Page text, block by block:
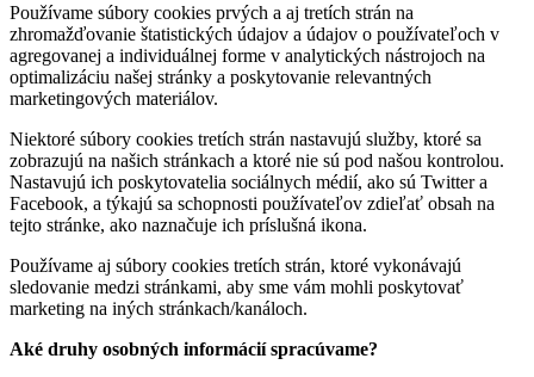
Používame súbory cookies prvých a aj tretích strán na
zhromažďovanie štatistických údajov a údajov o používateľoch v
agregovanej a individuálnej forme v analytických nástrojoch na
optimalizáciu našej stránky a poskytovanie relevantných
marketingových materiálov.
Niektoré súbory cookies tretích strán nastavujú služby, ktoré sa
zobrazujú na našich stránkach a ktoré nie sú pod našou kontrolou.
Nastavujú ich poskytovatelia sociálnych médií, ako sú Twitter a
Facebook, a týkajú sa schopnosti používateľov zdieľať obsah na
tejto stránke, ako naznačuje ich príslušná ikona.
Používame aj súbory cookies tretích strán, ktoré vykonávajú
sledovanie medzi stránkami, aby sme vám mohli poskytovať
marketing na iných stránkach/kanáloch.
Aké druhy osobných informácií spracúvame?